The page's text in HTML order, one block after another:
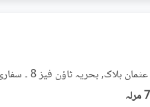
7 مرلہ